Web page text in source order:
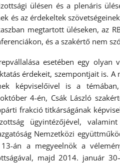
ülésen és a plenáris
és az érdekeltek
megtartott üléseken, az
és a szakértő nem
esetében egy olyan
érdekeit, szempontjait is.
képviselőivel is a
4-én, Csák László
frakció titkárságának
ügyintézőjével,
Nemzetközi
án a megyeelnök a
majd 2014. január